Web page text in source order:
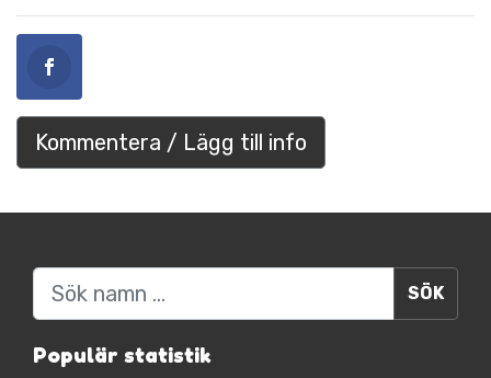
Kommentera / Lägg till info
Sök
Populär statistik